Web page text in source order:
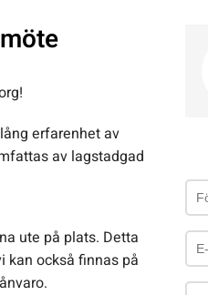
erfarenhet av
av lagstadgad
ute på plats. Detta
kan också finnas på